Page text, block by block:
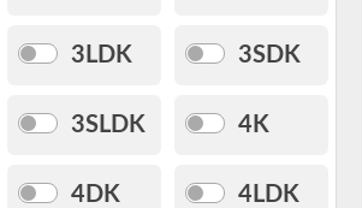
3LDK 3SDK
3SLDK 4K
4DK 4LDK